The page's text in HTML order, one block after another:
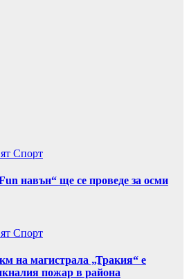
Спорт
навън“ ще се проведе за осми
Спорт
на магистрала „Тракия“ е
пожар в района